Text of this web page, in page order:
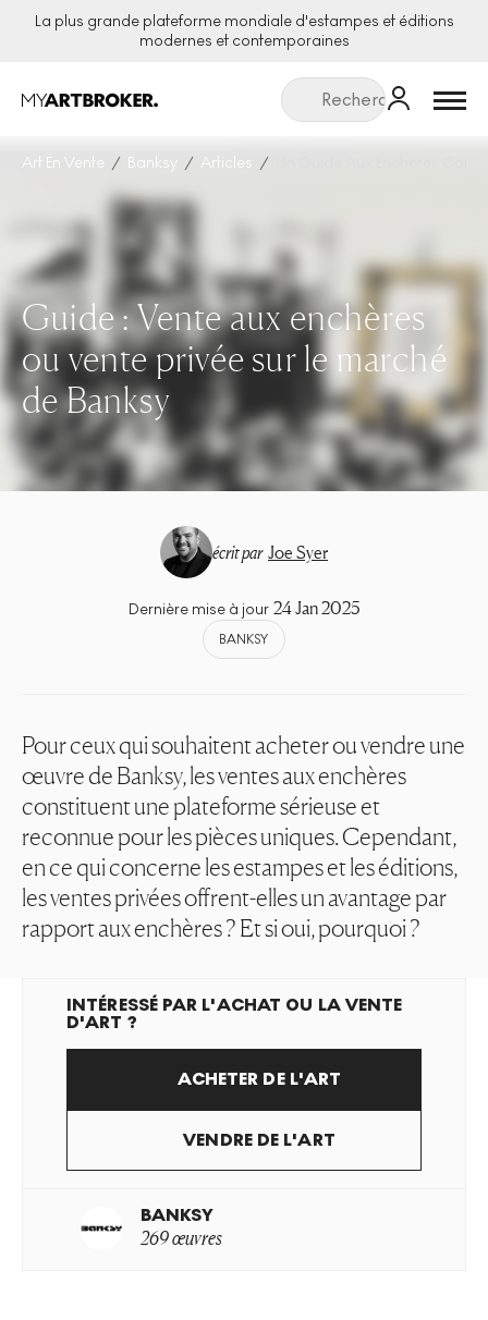
La plus grande plateforme mondiale d'estampes et éditions
modernes et contemporaines
Menu
Art En Vente Banksy Articles
Guide : Vente aux enchères
ou vente privée sur le marché
de Banksy
écrit par Joe Syer
Dernière mise à jour 24 Jan 2025
BANKSY
Pour ceux qui souhaitent acheter ou vendre une
œuvre de Banksy, les ventes aux enchères
constituent une plateforme sérieuse et
reconnue pour les pièces uniques. Cependant,
en ce qui concerne les estampes et les éditions,
les ventes privées offrent-elles un avantage par
rapport aux enchères ? Et si oui, pourquoi ?
INTÉRESSÉ PAR L'ACHAT OU LA VENTE
D'ART ?
ACHETER DE L'ART
VENDRE DE L'ART
BANKSY
269 œuvres